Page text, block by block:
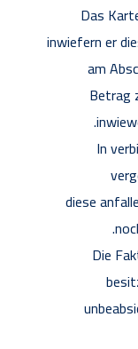
Das
inwiefern er
am
Betrag
In
diese
Die